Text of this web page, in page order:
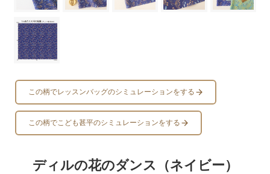
この柄でレッスンバッグのシミュレーションをする
この柄でこども甚平のシミュレーションをする
ディルの花のダンス（ネイビー）